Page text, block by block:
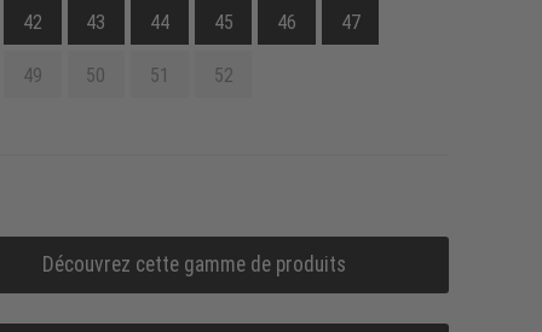
42 43 44 45 46 47
49 50 51 52
Découvrez cette gamme de produits